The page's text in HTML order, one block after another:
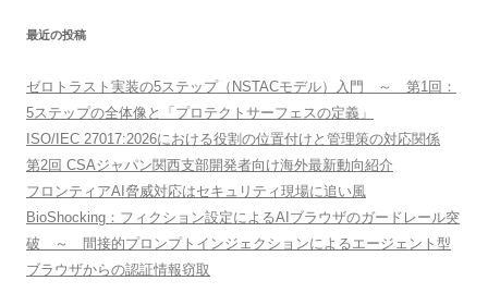
最近の投稿
ゼロトラスト実装の5ステップ（NSTACモデル）入門 ～ 第1回：
5ステップの全体像と「プロテクトサーフェスの定義」
ISO/IEC 27017:2026における役割の位置付けと管理策の対応関係
第2回 CSAジャパン関西支部開発者向け海外最新動向紹介
フロンティアAI脅威対応はセキュリティ現場に追い風
BioShocking：フィクション設定によるAIブラウザのガードレール突
破 ～ 間接的プロンプトインジェクションによるエージェント型
ブラウザからの認証情報窃取